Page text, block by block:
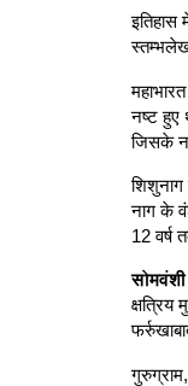
इतिहास
नष्ट हुए
जिसके
शिशुनाग
नाग के
12 वर्ष
क्षत्रिय